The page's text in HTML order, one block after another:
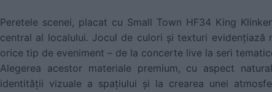
Peretele scenei, placat cu Small Town HF34 King
central al localului. Jocul de culori și texturi evidențiază
orice tip de eveniment – de la concerte live la seri
Alegerea acestor materiale premium, cu aspect
identității vizuale a spațiului și la crearea unei